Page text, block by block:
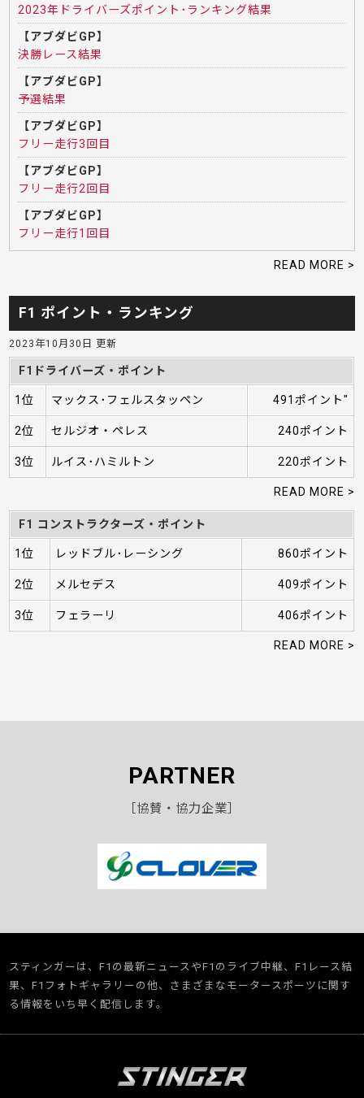
2023年ドライバーズポイント･ランキング結果
【アブダビGP】
決勝レース結果
【アブダビGP】
予選結果
【アブダビGP】
フリー走行3回目
【アブダビGP】
フリー走行2回目
【アブダビGP】
フリー走行1回目
READ MORE >
F1 ポイント・ランキング
2023年10月30日 更新
F1ドライバーズ・ポイント
1位 マックス･フェルスタッペン 491ポイント"
2位 セルジオ・ペレス 240ポイント
3位 ルイス･ハミルトン 220ポイント
READ MORE >
F1 コンストラクターズ・ポイント
1位 レッドブル･レーシング 860ポイント
2位 メルセデス 409ポイント
3位 フェラーリ 406ポイント
READ MORE >
PARTNER
［協賛・協力企業］
スティンガーは、F1の最新ニュースやF1のライブ中継、F1レース結
果、F1フォトギャラリーの他、さまざまなモータースポーツに関す
る情報をいち早く配信します。